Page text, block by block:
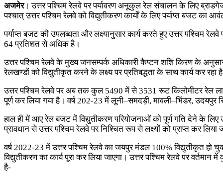
अजमेर। उत्तर पश्चिम रेलवे पर पर्यावरण अनूकुल रेल संचालन के लिए
पश्चात् उत्तर पश्चिम रेलवे को विद्युतीकरण कार्यों के लिए पर्याप्त बजट का
पर्याप्त बजट की उपलब्धता और लक्ष्यानुसार कार्य करते हुए उत्तर पश्चिम
64 प्रतिशत से अधिक है।
उत्तर पश्चिम रेलवे के मुख्य जनसम्पर्क अधिकारी कैप्टन शशि किरण के अनुसार
रेलखण्डों को विद्युतीकृत करने के लक्ष्य पर प्रतिबद्धता के साथ कार्य कर रहा
उत्तर पश्चिम रेलवे पर अब तक कुल 5490 में से 3531 रूट किलोमीटर रेल
पूर्ण कर लिया गया है। वर्ष 202-23 में लूनी–समदड़ी, मावली–भिंडर,
हाल ही में आए रेल बजट में विद्युतीकरण परियोजनाओं को पूर्ण गति देने के
प्रावधान से उत्तर पश्चिम रेलवे पर निश्चित रूप से लक्ष्यों को प्राप्त कर लिया
वर्ष 2022-23 में उत्तर पश्चिम रेलवे का जयपुर मंडल 100% विद्युतीकृत हो
विद्युतीकरण का कार्य पूरा कर लिया जाएगा। उत्तर पश्चिम रेलवे पर
है-